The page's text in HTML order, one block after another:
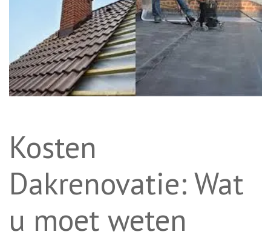
Kosten
Dakrenovatie: Wat
u moet weten